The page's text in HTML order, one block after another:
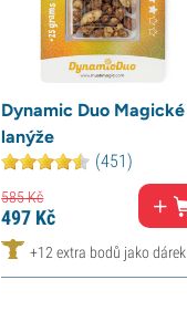
Dynamic Duo Magické
lanýže
(451)
585Kč
497 Kč
+12 extra bodů jako dárek